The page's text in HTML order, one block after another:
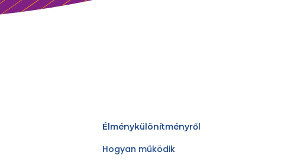
Élménykülönítményről
Hogyan működik